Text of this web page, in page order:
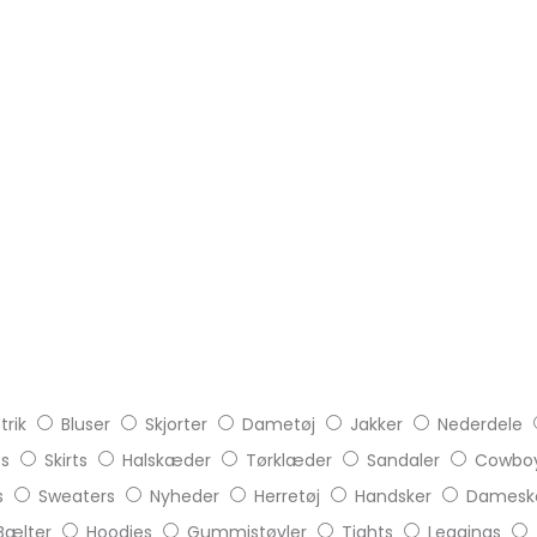
Bluser Skjorter Dametøj Jakker
Nederdele
Skirts Halskæder Tørklæder Sandaler
Sweaters Nyheder Herretøj Handsker
Hoodies Gummistøvler Tights Leggings